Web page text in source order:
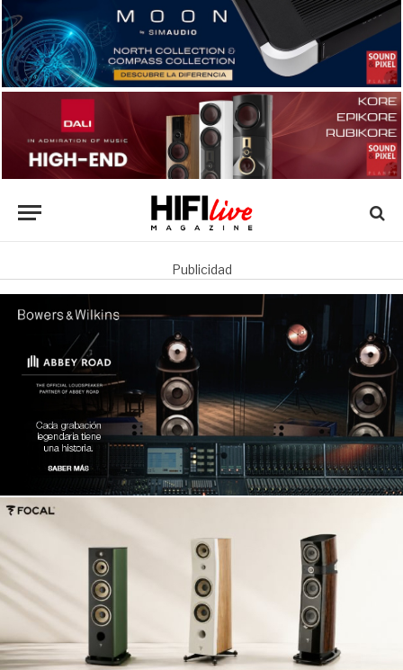
Publicidad